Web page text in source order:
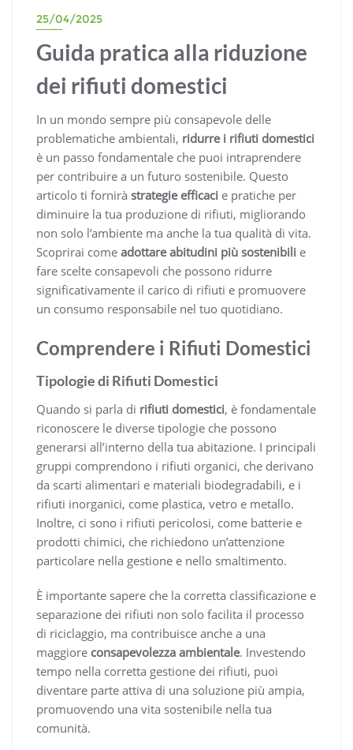
25/04/2025
Guida pratica alla riduzione
dei rifiuti domestici
In un mondo sempre più consapevole delle
problematiche ambientali, ridurre i rifiuti domestici
è un passo fondamentale che puoi intraprendere
per contribuire a un futuro sostenibile. Questo
articolo ti fornirà strategie efficaci e pratiche per
diminuire la tua produzione di rifiuti, migliorando
non solo l’ambiente ma anche la tua qualità di vita.
Scoprirai come adottare abitudini più sostenibili e
fare scelte consapevoli che possono ridurre
significativamente il carico di rifiuti e promuovere
un consumo responsabile nel tuo quotidiano.
Comprendere i Rifiuti Domestici
Tipologie di Rifiuti Domestici
Quando si parla di rifiuti domestici, è fondamentale
riconoscere le diverse tipologie che possono
generarsi all’interno della tua abitazione. I principali
gruppi comprendono i rifiuti organici, che derivano
da scarti alimentari e materiali biodegradabili, e i
rifiuti inorganici, come plastica, vetro e metallo.
Inoltre, ci sono i rifiuti pericolosi, come batterie e
prodotti chimici, che richiedono un’attenzione
particolare nella gestione e nello smaltimento.
È importante sapere che la corretta classificazione e
separazione dei rifiuti non solo facilita il processo
di riciclaggio, ma contribuisce anche a una
maggiore consapevolezza ambientale. Investendo
tempo nella corretta gestione dei rifiuti, puoi
diventare parte attiva di una soluzione più ampia,
promuovendo una vita sostenibile nella tua
comunità.